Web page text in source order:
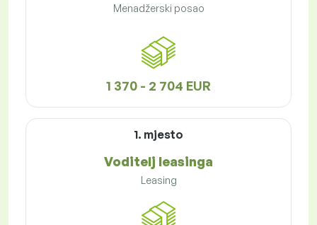
Menadžerski posao
1 370 - 2 704 EUR
1. mjesto
Voditelj leasinga
Leasing